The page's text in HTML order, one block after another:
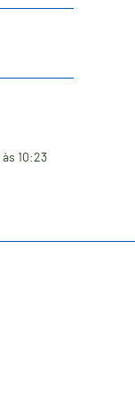
às 10:23